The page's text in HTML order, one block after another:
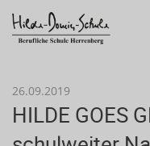
26.09.2019
HILDE GOES